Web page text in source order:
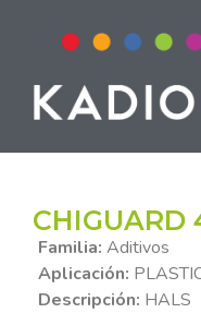
CHIGUARD
Familia: Aditivos
Aplicación:
Descripción: HALS